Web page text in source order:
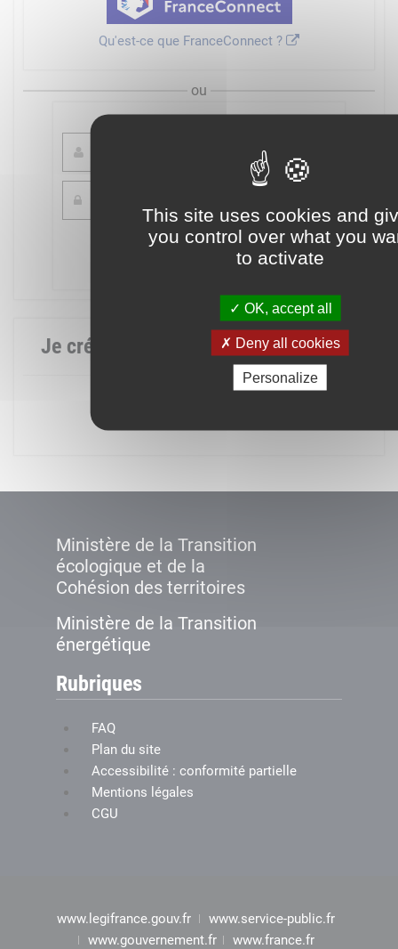
This site uses cookies and
you control over what you
to activate
OK, accept all
Deny all cookies
Personalize
Qu'est-ce que FranceConnect ?
ou
Mot de passe oublié ?
Je crée mon compte
Ministère de la Transition
écologique et de la
Cohésion des territoires
Ministère de la Transition
énergétique
Rubriques
FAQ
Plan du site
Accessibilité : conformité partielle
Mentions légales
CGU
www.legifrance.gouv.fr
www.service-public.fr
www.gouvernement.fr
www.france.fr